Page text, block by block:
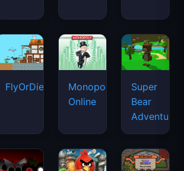
FlyOrDie.io
Monopoly
Online
Super
Bear
Adventure